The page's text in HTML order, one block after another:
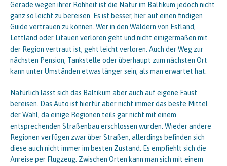
Gerade wegen ihrer Rohheit ist die Natur im Baltikum jedoch nicht
ganz so leicht zu bereisen. Es ist besser, hier auf einen findigen
Guide vertrauen zu können. Wer in den Wäldern von Estland,
Lettland oder Litauen verloren geht und nicht einigermaßen mit
der Region vertraut ist, geht leicht verloren. Auch der Weg zur
nächsten Pension, Tankstelle oder überhaupt zum nächsten Ort
kann unter Umständen etwas länger sein, als man erwartet hat.
Natürlich lässt sich das Baltikum aber auch auf eigene Faust
bereisen. Das Auto ist hierfür aber nicht immer das beste Mittel
der Wahl, da einige Regionen teils gar nicht mit einem
entsprechenden Straßenbau erschlossen wurden. Wieder andere
Regionen verfügen zwar über Straßen, allerdings befinden sich
diese auch nicht immer im besten Zustand. Es empfiehlt sich die
Anreise per Flugzeug. Zwischen Orten kann man sich mit einem